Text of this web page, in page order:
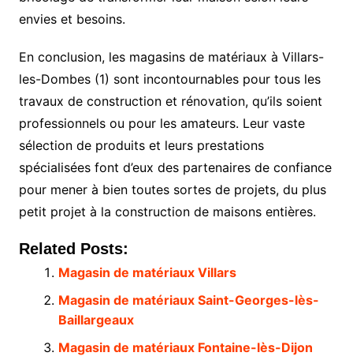
envies et besoins.
En conclusion, les magasins de matériaux à Villars-
les-Dombes (1) sont incontournables pour tous les
travaux de construction et rénovation, qu’ils soient
professionnels ou pour les amateurs. Leur vaste
sélection de produits et leurs prestations
spécialisées font d’eux des partenaires de confiance
pour mener à bien toutes sortes de projets, du plus
petit projet à la construction de maisons entières.
Related Posts:
Magasin de matériaux Villars
Magasin de matériaux Saint-Georges-lès-
Baillargeaux
Magasin de matériaux Fontaine-lès-Dijon